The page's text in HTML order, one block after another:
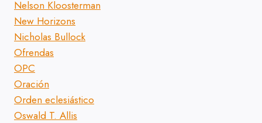
Nelson Kloosterman
New Horizons
Nicholas Bullock
Ofrendas
OPC
Oración
Orden eclesiástico
Oswald T. Allis